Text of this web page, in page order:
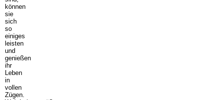
können
sie
sich
so
einiges
leisten
und
genießen
ihr
Leben
in
vollen
Zügen.